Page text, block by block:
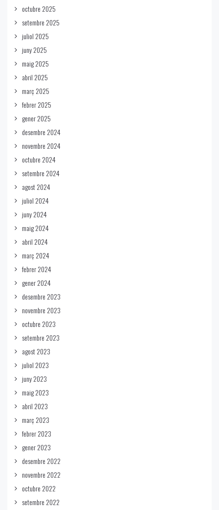
octubre 2025
setembre 2025
juliol 2025
juny 2025
maig 2025
abril 2025
març 2025
febrer 2025
gener 2025
desembre 2024
novembre 2024
octubre 2024
setembre 2024
agost 2024
juliol 2024
juny 2024
maig 2024
abril 2024
març 2024
febrer 2024
gener 2024
desembre 2023
novembre 2023
octubre 2023
setembre 2023
agost 2023
juliol 2023
juny 2023
maig 2023
abril 2023
març 2023
febrer 2023
gener 2023
desembre 2022
novembre 2022
octubre 2022
setembre 2022